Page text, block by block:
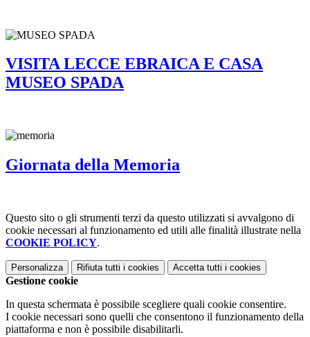
VISITA LECCE EBRAICA E CASA
MUSEO SPADA
Giornata della Memoria
Questo sito o gli strumenti terzi da questo utilizzati si avvalgono di
cookie necessari al funzionamento ed utili alle finalità illustrate nella
COOKIE POLICY.
Personalizza Rifiuta tutti i cookies Accetta tutti i cookies
Gestione cookie
In questa schermata è possibile scegliere quali cookie consentire.
I cookie necessari sono quelli che consentono il funzionamento della
piattaforma e non è possibile disabilitarli.